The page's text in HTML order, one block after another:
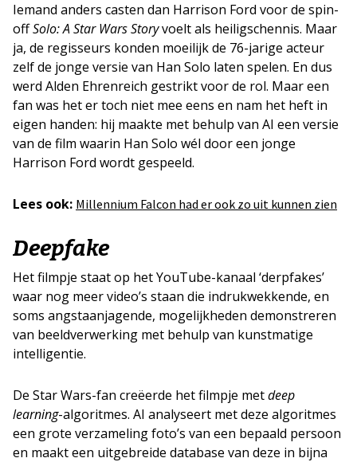
Iemand anders casten dan Harrison Ford voor de spin-
offSolo: A Star Wars Storyvoelt als heiligschennis. Maar
ja, de regisseurs konden moeilijk de 76-jarige acteur
zelf de jonge versie van Han Solo laten spelen. En dus
werd Alden Ehrenreich gestrikt voor de rol. Maar een
fan was het er toch niet mee eens en nam het heft in
eigen handen: hij maakte met behulp van AI een versie
van de film waarin Han Solo wél door een jonge
Harrison Ford wordt gespeeld.
Lees ook: Millennium Falcon had er ook zo uit kunnen zien
Deepfake
Het filmpje staat op het YouTube-kanaal ‘derpfakes’
waar nog meer video’s staan die indrukwekkende, en
soms angstaanjagende, mogelijkheden demonstreren
van beeldverwerking met behulp van kunstmatige
intelligentie.
De Star Wars-fan creëerde het filmpje metdeep
learning-algoritmes. AI analyseert met deze algoritmes
een grote verzameling foto’s van een bepaald persoon
en maakt een uitgebreide database van deze in bijna